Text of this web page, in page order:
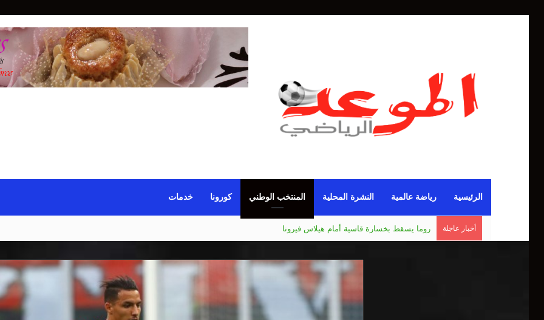
الرئيسية رياضة عالمية النشرة المحلية المنتخب الوطني كورونا خدمات
أخبار عاجلة مانشستر يونايتد يقدم أسوأ نسخة منذ 38 عاما